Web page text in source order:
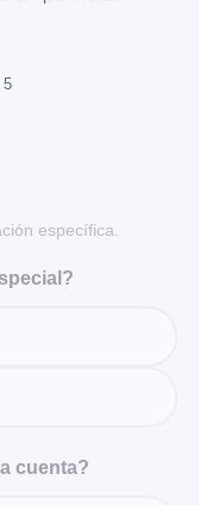
5
específica.
cuenta?